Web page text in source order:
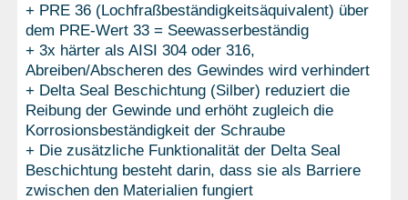
+ PRE 36 (Lochfraßbeständigkeitsäquivalent) über
dem PRE-Wert 33 = Seewasserbeständig
+ 3x härter als AISI 304 oder 316,
Abreiben/Abscheren des Gewindes wird verhindert
+ Delta Seal Beschichtung (Silber) reduziert die
Reibung der Gewinde und erhöht zugleich die
Korrosionsbeständigkeit der Schraube
+ Die zusätzliche Funktionalität der Delta Seal
Beschichtung besteht darin, dass sie als Barriere
zwischen den Materialien fungiert